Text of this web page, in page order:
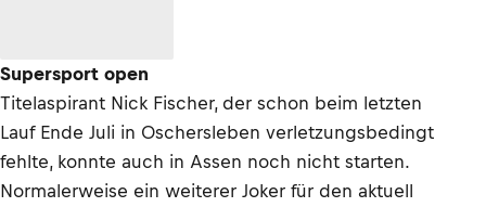
Supersport open
Titelaspirant Nick Fischer, der schon beim letzten
Lauf Ende Juli in Oschersleben verletzungsbedingt
fehlte, konnte auch in Assen noch nicht starten.
Normalerweise ein weiterer Joker für den aktuell